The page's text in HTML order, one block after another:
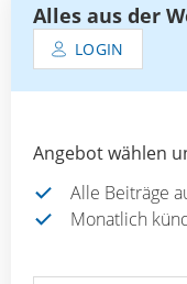
Alles aus der
LOGIN
Angebot wählen
Alle Beiträge
Monatlich